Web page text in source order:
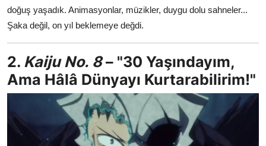
doğuş yaşadık. Animasyonlar, müzikler, duygu dolu sahneler...
Şaka değil, on yıl beklemeye değdi.
2. Kaiju No. 8– "30 Yaşındayım,
Ama Hâlâ Dünyayı Kurtarabilirim!"